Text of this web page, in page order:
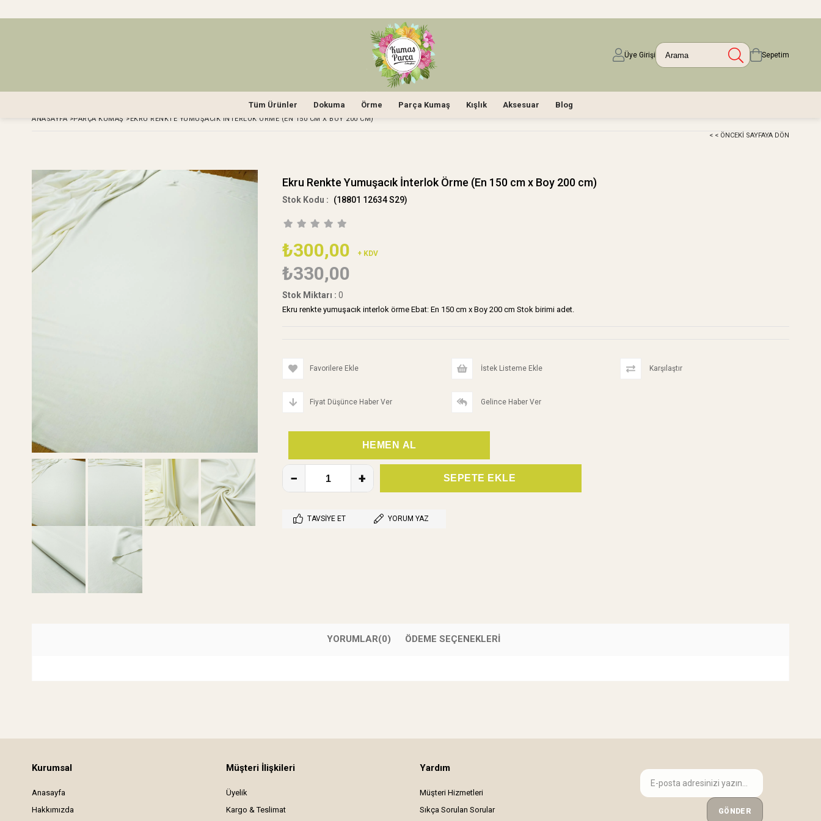
Üye Girişi Sepetim
Tüm Ürünler Dokuma Örme Parça Kumaş Kışlık Aksesuar Blog
ANASAYFA >PARÇA KUMAŞ >EKRU RENKTE YUMUŞACIK İNTERLOK ÖRME (EN 150 CM X BOY 200 CM)
< < ÖNCEKI SAYFAYA DÖN
Ekru Renkte Yumuşacık İnterlok Örme (En 150 cm x Boy 200 cm)
(18801 12634 S29)
₺300,00 + KDV
₺330,00
Stok Miktarı : 0
Ekru renkte yumuşacık interlok örme Ebat: En 150 cm x Boy 200 cm Stok birimi adet.
Favorilere Ekle İstek Listeme Ekle Karşılaştır
Fiyat Düşünce Haber Ver Gelince Haber Ver
TAVSIYE ET YORUM YAZ
YORUMLAR(0) ÖDEME SEÇENEKLERI
Kurumsal
Anasayfa
Hakkımızda
Müşteri İlişkileri
Üyelik
Kargo & Teslimat
Yardım
Müşteri Hizmetleri
Sıkça Sorulan Sorular
GÖNDER